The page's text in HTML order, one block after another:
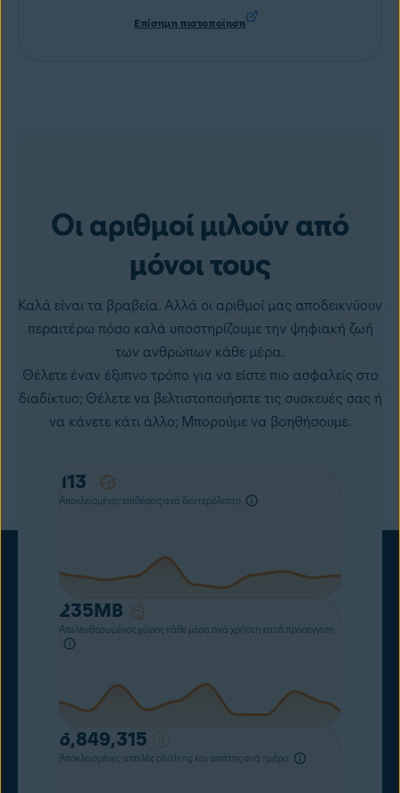
Επίσημη πιστοποίηση
Οι αριθμοί μιλούν από
μόνοι τους
Καλά είναι τα βραβεία. Αλλά οι αριθμοί μας αποδεικνύουν
περαιτέρω πόσο καλά υποστηρίζουμε την ψηφιακή ζωή
των ανθρώπων κάθε μέρα.
Θέλετε έναν έξυπνο τρόπο για να είστε πιο ασφαλείς στο
διαδίκτυο; Θέλετε να βελτιστοποιήσετε τις συσκευές σας ή
να κάνετε κάτι άλλο; Μπορούμε να βοηθήσουμε.
113
Αποκλεισμένες επιθέσεις ανά δευτερόλεπτο
235MB
Απελευθερωμένος χώρος κάθε μέρα ανά χρήστη κατά προσέγγιση
6,849,315
Αποκλεισμένες απειλές phishing και απάτης ανά ημέρα